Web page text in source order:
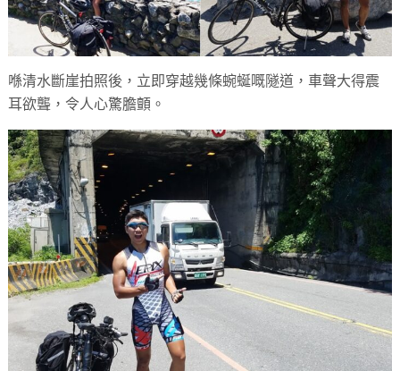
喺清水斷崖拍照後，立即穿越幾條蜿蜒嘅隧道，車聲大得震
耳欲聾，令人心驚膽顫。